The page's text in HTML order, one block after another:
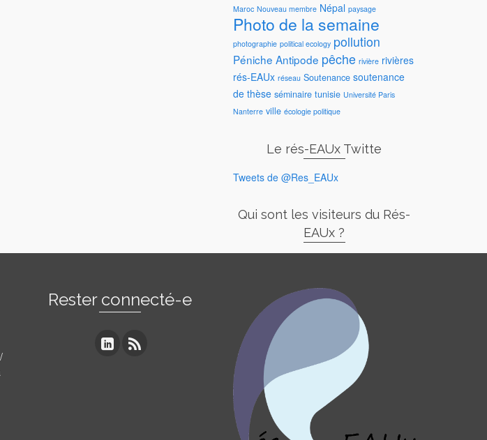
Maroc Nouveau membre Népal paysage
Photo de la semaine
photographie political ecology pollution
Péniche Antipode pêche rivière rivières
rés-EAUx réseau Soutenance soutenance
de thèse séminaire tunisie Université Paris
Nanterre ville écologie politique
Le rés-EAUx Twitte
Tweets de @Res_EAUx
Qui sont les visiteurs du Rés-
EAUx ?
Rester connecté-e